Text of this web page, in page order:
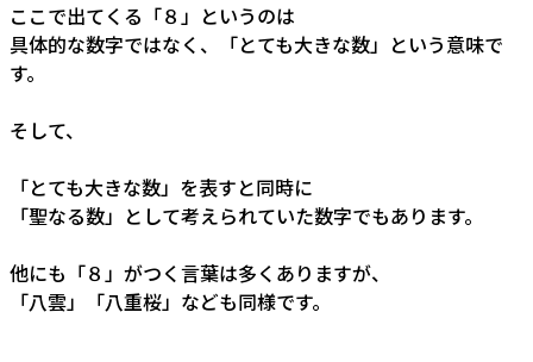
ここで出てくる「８」というのは
具体的な数字ではなく、「とても大きな数」という意味で
す。
そして、
「とても大きな数」を表すと同時に
「聖なる数」として考えられていた数字でもあります。
他にも「８」がつく言葉は多くありますが、
「八雲」「八重桜」なども同様です。